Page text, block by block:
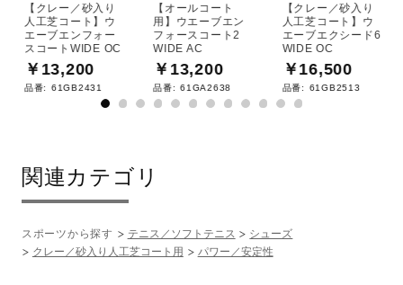
09：ブラック×シルバー
素材
甲材：合成繊維、人工皮革
原産国
ベトナム製
【クレー／砂入り
人工芝コート】ウ
エーブエンフォー
スコートWIDE OC
￥13,200
品番: 61GB2431
【オールコート
用】ウエーブエン
フォースコート2
WIDE AC
￥13,200
品番: 61GA2638
【クレー／砂入り
人工芝コート】ウ
エーブエクシード6
WIDE OC
￥16,500
品番: 61GB2513
関連カテゴリ
スポーツから探す テニス／ソフトテニス
シューズ
クレー／砂入り人工芝コート用
パワー／安定性